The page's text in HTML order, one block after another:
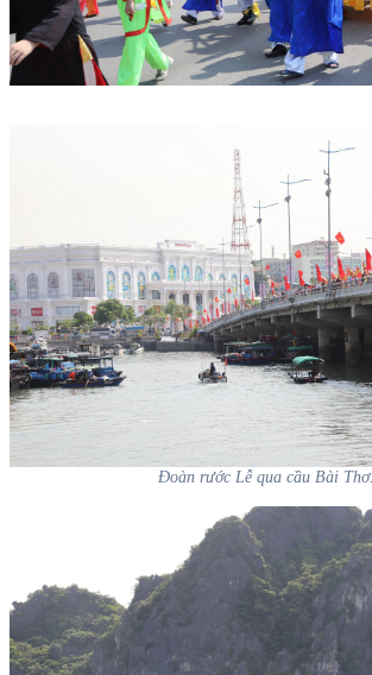
Đoàn rước Lễ qua cầu Bài Thơ.